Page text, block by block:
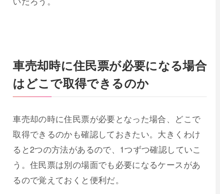
車売却時に住民票が必要になる場合
はどこで取得できるのか
車売却の時に住民票が必要となった場合、どこで
取得できるのかも確認しておきたい。大きくわけ
ると2つの方法があるので、1つずつ確認していこ
う。住民票は別の場面でも必要になるケースがあ
るので覚えておくと便利だ。